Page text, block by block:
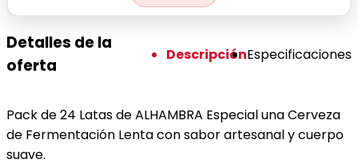
Detalles de la
oferta
DescripciónEspecificaciones
Pack de 24 Latas de ALHAMBRA Especial una Cerveza
de Fermentación Lenta con sabor artesanal y cuerpo
suave.